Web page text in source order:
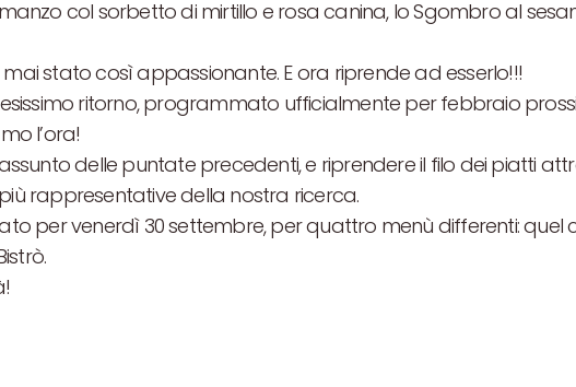
col sorbetto di mirtillo e rosa canina, lo Sgombro al
stato così appassionante. E ora riprende ad esserlo!!!
ritorno, programmato ufficialmente per febbraio
l’ora!
delle puntate precedenti, e riprendere il filo dei piatti
rappresentative della nostra ricerca.
per venerdì 30 settembre, per quattro menù differenti: quel